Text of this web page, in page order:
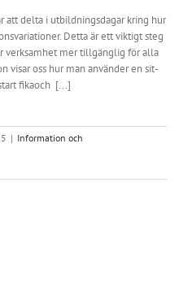
att delta i utbildningsdagar kring hur
Detta är ett viktigt steg
verksamhet mer tillgänglig för alla
visar oss hur man använder en sit-
fikaoch [...]
| Information och